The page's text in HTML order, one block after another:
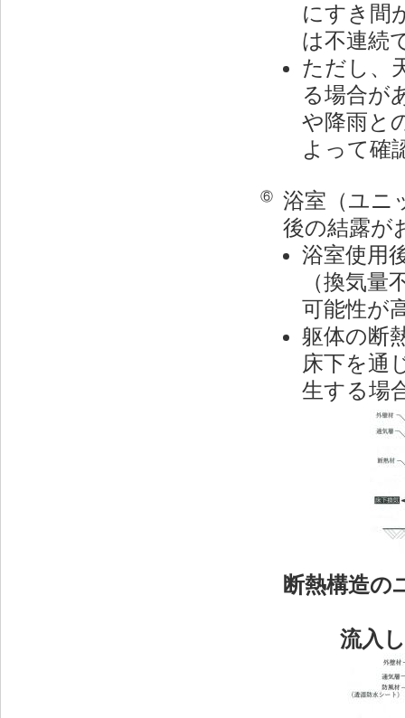
にすき間
は不連続
ただし、
る場合が
や降雨と
よって確
⑥
浴室（ユニ
後の結露が
浴室使用
（換気
可能性が
躯体の断
床下を通
生する場
断熱構造の
流入